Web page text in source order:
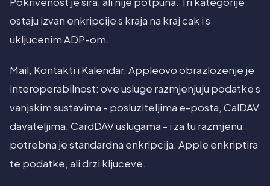
ostaju izvan enkripcije s kraja na kraj cak i s
ukljucenim ADP-om.
Mail, Kontakti i Kalendar. Appleovo obrazlozenje je
interoperabilnost: ove usluge razmjenjuju podatke s
vanjskim sustavima - posluziteljima e-posta, CalDAV
davateljima, CardDAV uslugama - i za tu razmjenu
potrebna je standardna enkripcija. Apple enkriptira
te podatke, ali drzi kljuceve.